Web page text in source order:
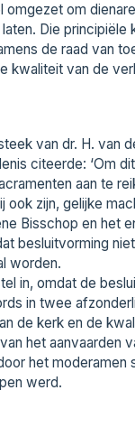
om
Die
de raad van
kwaliteit van de
van dr. H. van
citeerde: ‘Om
aan te
zijn, gelijke
Bisschop en het
besluitvorming
worden.
in, omdat de
in twee
de kerk en de
het aanvaarden
het
werd.